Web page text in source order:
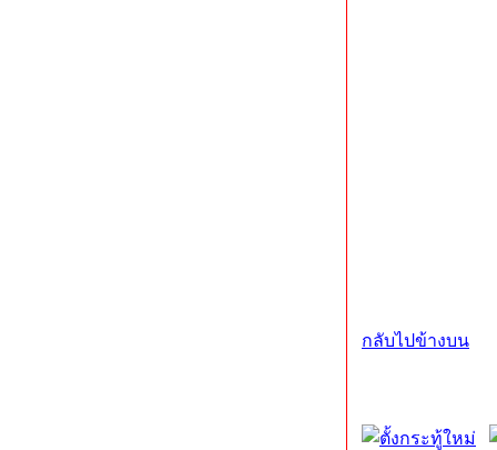
กลับไปข้างบน